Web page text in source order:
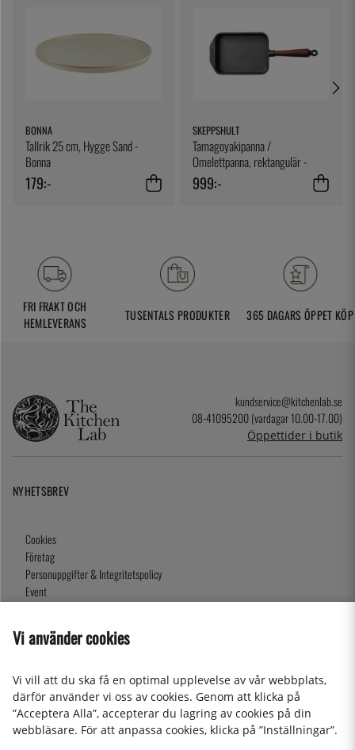
BONNA
Tallrik 25 cm, Hygge Sand -
Bonna
179:-
SKEPPSHULT
Tamagoyakipanna /
Omelettpanna, rektangulär -
Skeppshult
999:-
FRI FRAKT OCH
HEMLEVERANS
TUSENTALS PRODUKTER 365 DAGARS ÖPPET KÖP
kundservice@kitchenlab.se
08-41095200 (vardagar 10.00-17.00)
Öppettider i butik
NYHETSBREV
Cookies
Företag
Personuppgifter & Integritetspolicy
Event
Om oss
Presentkort
2026 KitchenLab AB
Vi använder cookies
Vi vill att du ska få en optimal upplevelse av vår webbplats,
därför använder vi oss av cookies. Genom att klicka på
”Acceptera Alla”, accepterar du lagring av cookies på din
webbläsare. För att anpassa cookies, klicka på ”Inställningar”.